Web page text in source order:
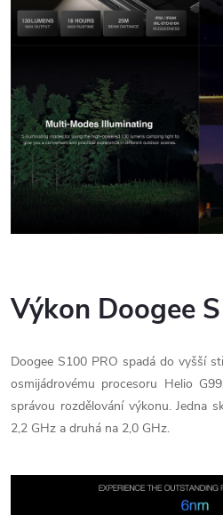
Výkon Doogee
Doogee S100 PRO spadá do vyšší
osmijádrovému procesoru Helio
správou rozdělování výkonu. Jedna
2,2 GHz a druhá na 2,0 GHz.